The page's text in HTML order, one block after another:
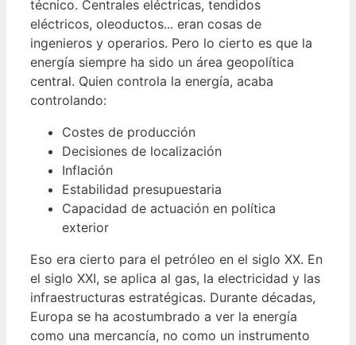
técnico. Centrales eléctricas, tendidos
eléctricos, oleoductos... eran cosas de
ingenieros y operarios. Pero lo cierto es que la
energía siempre ha sido un área geopolítica
central. Quien controla la energía, acaba
controlando:
Costes de producción
Decisiones de localización
Inflación
Estabilidad presupuestaria
Capacidad de actuación en política
exterior
Eso era cierto para el petróleo en el siglo XX. En
el siglo XXI, se aplica al gas, la electricidad y las
infraestructuras estratégicas. Durante décadas,
Europa se ha acostumbrado a ver la energía
como una mercancía, no como un instrumento